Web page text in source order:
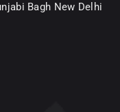
Bagh New Delhi